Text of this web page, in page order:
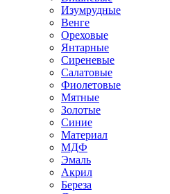
Изумрудные
Венге
Ореховые
Янтарные
Сиреневые
Салатовые
Фиолетовые
Мятные
Золотые
Синие
Материал
МДФ
Эмаль
Акрил
Береза